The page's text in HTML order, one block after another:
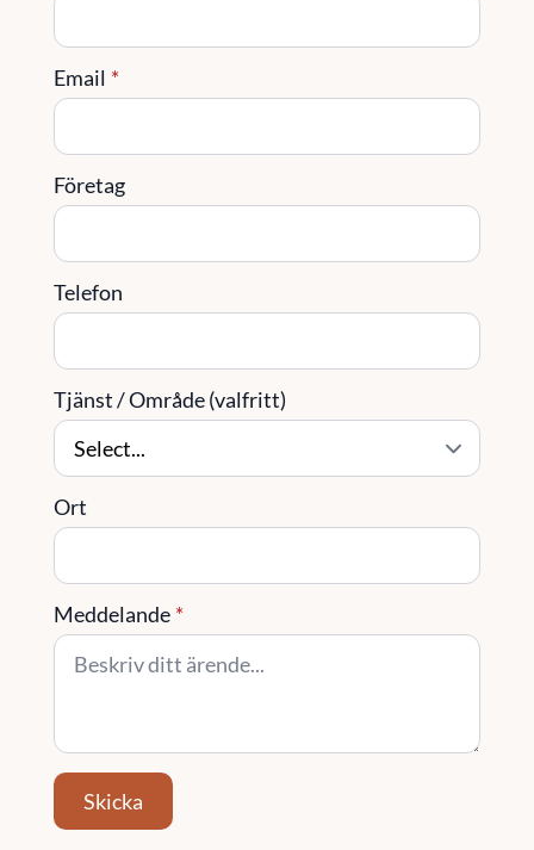
Email *
Företag
Telefon
Tjänst / Område (valfritt)
Ort
Meddelande *
Skicka